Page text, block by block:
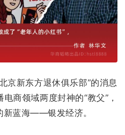
京新东方退休俱乐部”的消息
商领域两度封神的“教父”，
新蓝海——银发经济。